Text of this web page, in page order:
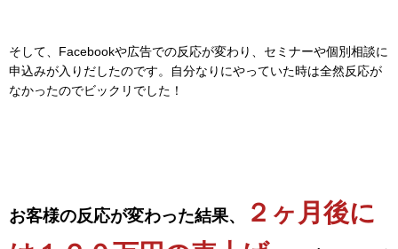
そして、Facebookや広告での反応が変わり、セミナーや個別相談に
申込みが入りだしたのです。自分なりにやっていた時は全然反応が
なかったのでビックリでした！
お客様の反応が変わった結果、
２ヶ月後に